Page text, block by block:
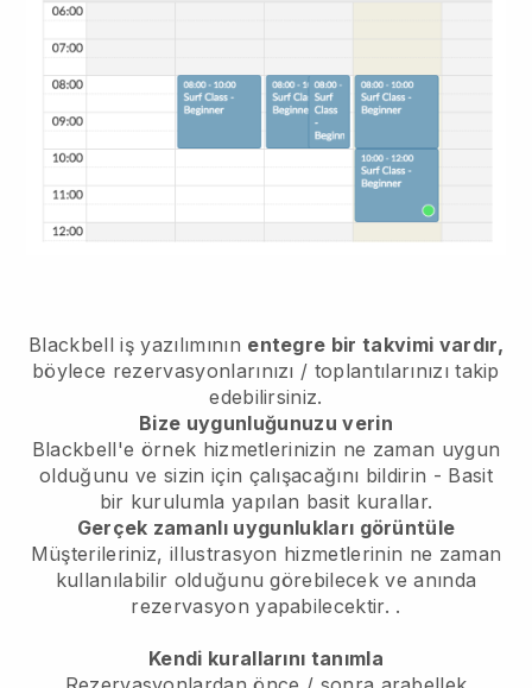
Blackbell iş yazılımının entegre bir takvimi vardır,
böylece rezervasyonlarınızı / toplantılarınızı takip
edebilirsiniz.
Bize uygunluğunuzu verin
Blackbell'e örnek hizmetlerinizin ne zaman uygun
olduğunu ve sizin için çalışacağını bildirin - Basit
bir kurulumla yapılan basit kurallar.
Gerçek zamanlı uygunlukları görüntüle
Müşterileriniz, illustrasyon hizmetlerinin ne zaman
kullanılabilir olduğunu görebilecek ve anında
rezervasyon yapabilecektir. .
Kendi kurallarını tanımla